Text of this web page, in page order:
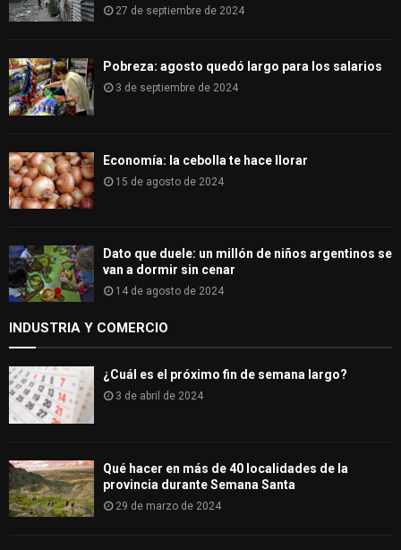
27 de septiembre de 2024
Pobreza: agosto quedó largo para los salarios
3 de septiembre de 2024
Economía: la cebolla te hace llorar
15 de agosto de 2024
Dato que duele: un millón de niños argentinos se
van a dormir sin cenar
14 de agosto de 2024
INDUSTRIA Y COMERCIO
¿Cuál es el próximo fin de semana largo?
3 de abril de 2024
Qué hacer en más de 40 localidades de la
provincia durante Semana Santa
29 de marzo de 2024